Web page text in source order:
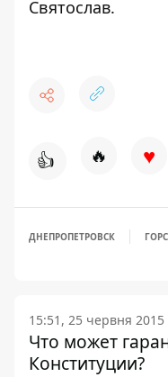
Святослав.
👍 🔥 ♥
ДНЕПРОПЕТРОВСК
15:51, 25 червня 2015
Что может
Конституции?